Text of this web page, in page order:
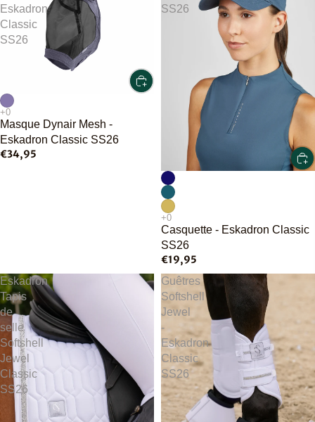
Eskadron
Classic
SS26
Masque Dynair Mesh -
Eskadron Classic SS26
€34,95
SS26
Casquette - Eskadron Classic
SS26
€19,95
Eskadron
Tapis
de
selle
Softshell
Jewel
Classic
SS26
Guêtres
Softshell
Jewel
-
Eskadron
Classic
SS26